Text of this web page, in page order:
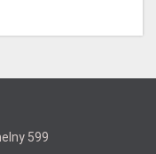
599